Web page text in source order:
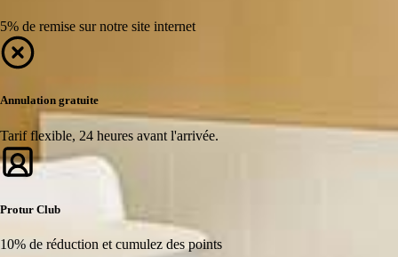
5% de remise sur notre site internet
Annulation gratuite
Tarif flexible, 24 heures avant l'arrivée.
Protur Club
10% de réduction et cumulez des points